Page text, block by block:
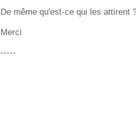
De même qu'est-ce qui les attirent
Merci
-----